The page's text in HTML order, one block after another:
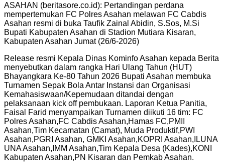
ASAHAN (beritasore.co.id): Pertandingan perdana
mempertemukan FC Polres Asahan melawan FC Cabdis
Asahan resmi di buka Taufik Zainal Abidin, S.Sos, M.Si
Bupati Kabupaten Asahan di Stadion Mutiara Kisaran,
Kabupaten Asahan Jumat (26/6-2026)
Release resmi Kepala Dinas Kominfo Asahan kepada Berita
menyebutkan dalam rangka Hari Ulang Tahun (HUT)
Bhayangkara Ke-80 Tahun 2026 Bupati Asahan membuka
Turnamen Sepak Bola Antar Instansi dan Organisasi
Kemahasiswaan/Kepemudaan ditandai dengan
pelaksanaan kick off pembukaan. Laporan Ketua Panitia,
Faisal Farid menyampaikan Turnamen diikuti 16 tim: FC
Polres Asahan,FC Cabdis Asahan,Hamas FC,PMII
Asahan,Tim Kecamatan (Camat), Muda Produktif,PWI
Asahan,PGRI Asahan, GMKI Asahan,KOPRI Asahan,ILUNA
UNA Asahan,IMM Asahan,Tim Kepala Desa (Kades),KONI
Kabupaten Asahan,PN Kisaran dan Pemkab Asahan.